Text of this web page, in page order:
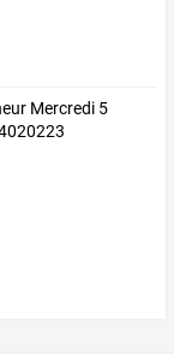
Mercredi 5